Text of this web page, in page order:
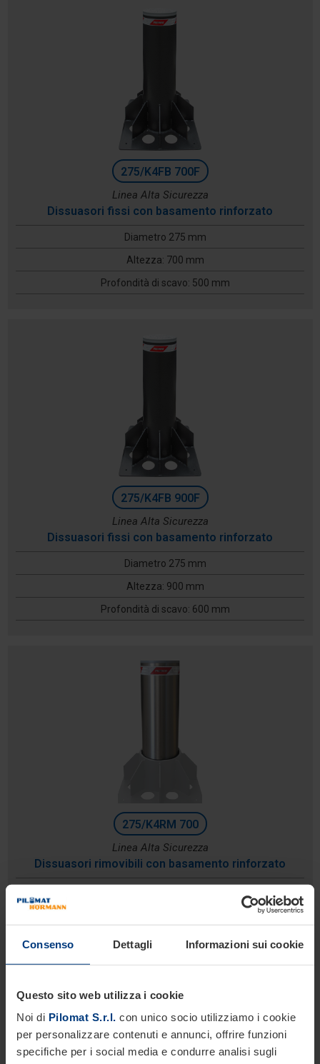
Consenso Dettagli Informazioni sui cookie
Questo sito web utilizza i cookie
Noi di Pilomat S.r.l. con unico socio utilizziamo i cookie
per personalizzare contenuti e annunci, offrire funzioni
specifiche per i social media e condurre analisi sugli
275/K4FB 700F
Linea Alta Sicurezza
Dissuasori fissi con basamento rinforzato
Diametro 275 mm
Altezza: 700 mm
Profondità di scavo: 500 mm
275/K4FB 900F
Linea Alta Sicurezza
Dissuasori fissi con basamento rinforzato
Diametro 275 mm
Altezza: 900 mm
Profondità di scavo: 600 mm
275/K4RM 700
Linea Alta Sicurezza
Dissuasori rimovibili con basamento rinforzato